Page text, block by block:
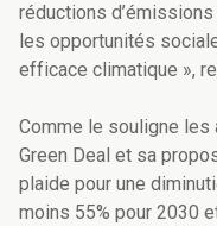
réductions
les opportunités
efficace climatique »,
Comme le souligne les
Green Deal et sa
plaide pour une
moins 55% pour 2030